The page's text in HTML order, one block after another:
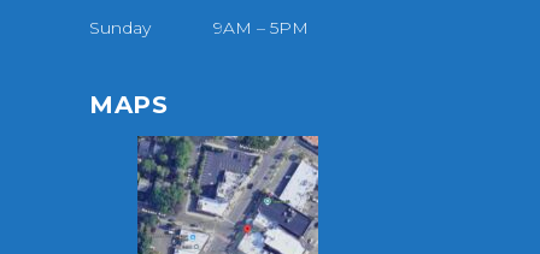
Sunday 9AM – 5PM
MAPS